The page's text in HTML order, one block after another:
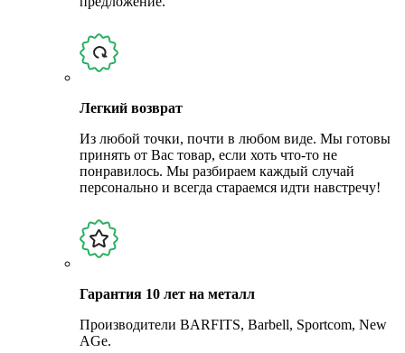
Легкий возврат
Из любой точки, почти в любом виде. Мы готовы
принять от Вас товар, если хоть что-то не
понравилось. Мы разбираем каждый случай
персонально и всегда стараемся идти навстречу!
Гарантия 10 лет на металл
Производители BARFITS, Barbell, Sportcom, New
AGe.